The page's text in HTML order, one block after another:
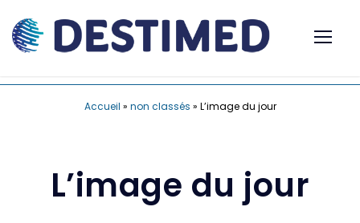
Accueil » non classés » L’image du jour
L’image du jour